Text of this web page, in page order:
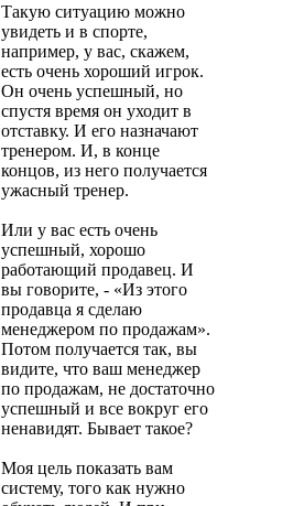
Такую ситуацию можно
увидеть и в спорте,
например, у вас, скажем,
есть очень хороший игрок.
Он очень успешный, но
спустя время он уходит в
отставку. И его назначают
тренером. И, в конце
концов, из него получается
ужасный тренер.
Или у вас есть очень
успешный, хорошо
работающий продавец. И
вы говорите, - «Из этого
продавца я сделаю
менеджером по продажам».
Потом получается так, вы
видите, что ваш менеджер
по продажам, не достаточно
успешный и все вокруг его
ненавидят. Бывает такое?
Моя цель показать вам
систему, того как нужно